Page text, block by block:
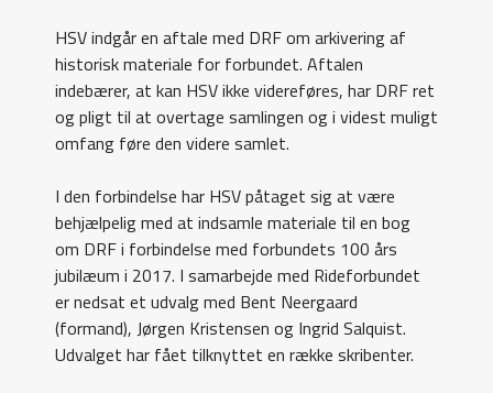
HSV indgår en aftale med DRF om arkivering af
historisk materiale for forbundet. Aftalen
indebærer, at kan HSV ikke videreføres, har DRF ret
og pligt til at overtage samlingen og i videst muligt
omfang føre den videre samlet.
I den forbindelse har HSV påtaget sig at være
behjælpelig med at indsamle materiale til en bog
om DRF i forbindelse med forbundets 100 års
jubilæum i 2017. I samarbejde med Rideforbundet
er nedsat et udvalg med Bent Neergaard
(formand), Jørgen Kristensen og Ingrid Salquist.
Udvalget har fået tilknyttet en række skribenter.